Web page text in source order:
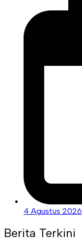
4 Agustus 2026
Berita Terkini